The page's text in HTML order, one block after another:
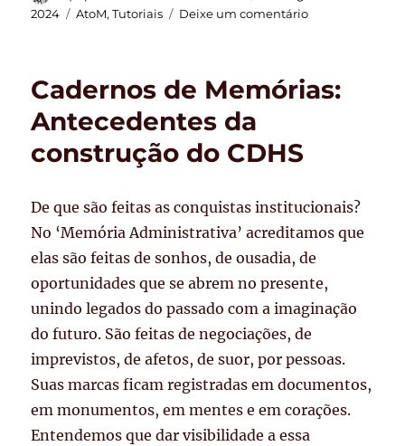
em
2024
Categorias
AtoM,Tutoriais Deixe um comentárioem
HTML
textos
AtoM
Cadernos de Memórias:
Antecedentes da
construção do CDHS
De que são feitas as conquistas institucionais?
No ‘Memória Administrativa’ acreditamos que
elas são feitas de sonhos, de ousadia, de
oportunidades que se abrem no presente,
unindo legados do passado com a imaginação
do futuro. São feitas de negociações, de
imprevistos, de afetos, de suor, por pessoas.
Suas marcas ficam registradas em documentos,
em monumentos, em mentes e em corações.
Entendemos que dar visibilidade a essa